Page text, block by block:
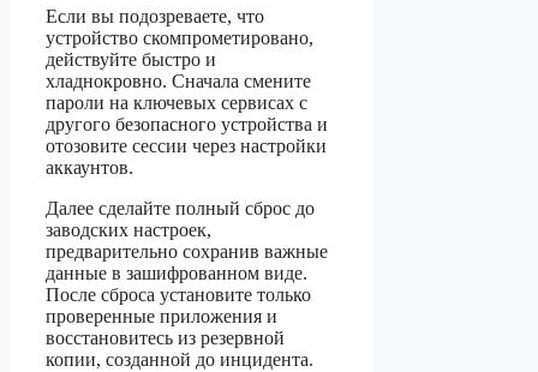
Если вы подозреваете, что
устройство скомпрометировано,
действуйте быстро и
хладнокровно. Сначала смените
пароли на ключевых сервисах с
другого безопасного устройства и
отозовите сессии через настройки
аккаунтов.
Далее сделайте полный сброс до
заводских настроек,
предварительно сохранив важные
данные в зашифрованном виде.
После сброса установите только
проверенные приложения и
восстановитесь из резервной
копии, созданной до инцидента.